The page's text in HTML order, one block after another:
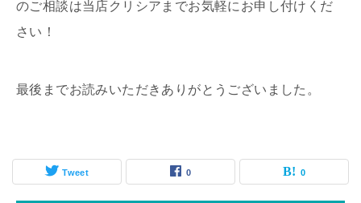
のご相談は当店クリシアまでお気軽にお申し付けくだ
さい！
最後までお読みいただきありがとうございました。
Tweet 0 0